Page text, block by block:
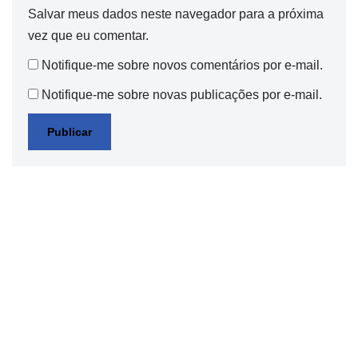
Salvar meus dados neste navegador para a próxima
vez que eu comentar.
Notifique-me sobre novos comentários por e-mail.
Notifique-me sobre novas publicações por e-mail.